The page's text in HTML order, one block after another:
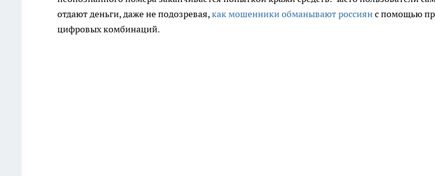
отдают деньги, даже не подозревая,как мошенники обманывают россиянс помощью
цифровых комбинаций.